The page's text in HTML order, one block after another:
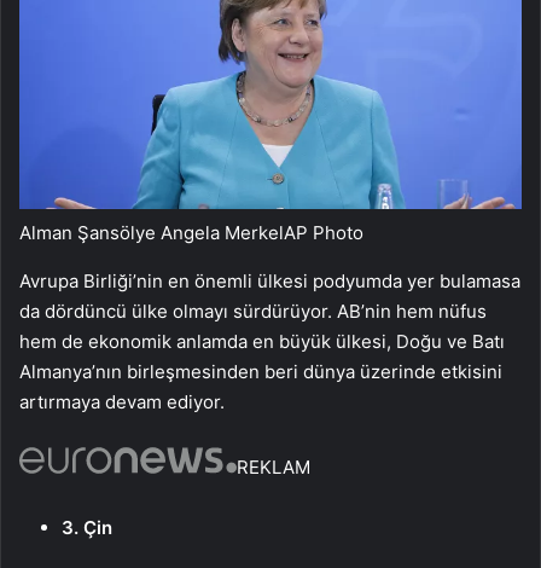
Alman Şansölye Angela MerkelAP Photo
Avrupa Birliği’nin en önemli ülkesi podyumda yer bulamasa
da dördüncü ülke olmayı sürdürüyor. AB’nin hem nüfus
hem de ekonomik anlamda en büyük ülkesi, Doğu ve Batı
Almanya’nın birleşmesinden beri dünya üzerinde etkisini
artırmaya devam ediyor.
REKLAM
3. Çin